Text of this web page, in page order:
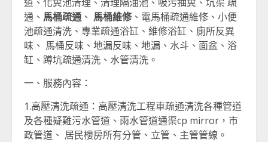
通、 馬桶疏通 、 馬桶維修、電馬桶疏通維修、小便
池疏通清洗、專業疏通浴缸、維修浴缸、廁所反異
味、 馬桶反味、地漏反味、地漏、水斗、面盆、浴
缸、蹲坑疏通清洗、水管清洗。
一、服務內容：
1.高壓清洗疏通：高壓清洗工程車疏通清洗各種管道
及各種疑難污水管道、雨水管道通渠cp mirror，市
政管道、 居民樓房所有分管、立管、主管管線。